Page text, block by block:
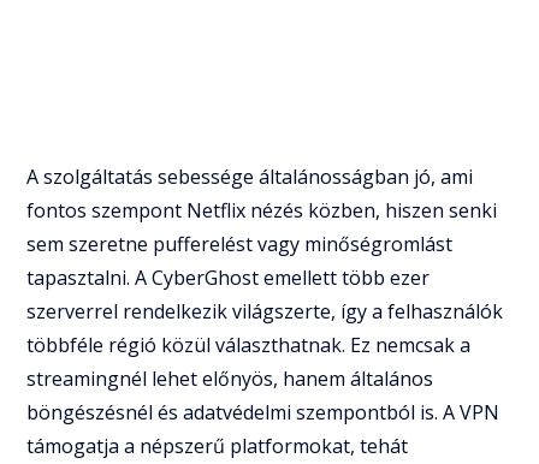
A szolgáltatás sebessége általánosságban jó, ami
fontos szempont Netflix nézés közben, hiszen senki
sem szeretne pufferelést vagy minőségromlást
tapasztalni. A CyberGhost emellett több ezer
szerverrel rendelkezik világszerte, így a felhasználók
többféle régió közül választhatnak. Ez nemcsak a
streamingnél lehet előnyös, hanem általános
böngészésnél és adatvédelmi szempontból is. A VPN
támogatja a népszerű platformokat, tehát